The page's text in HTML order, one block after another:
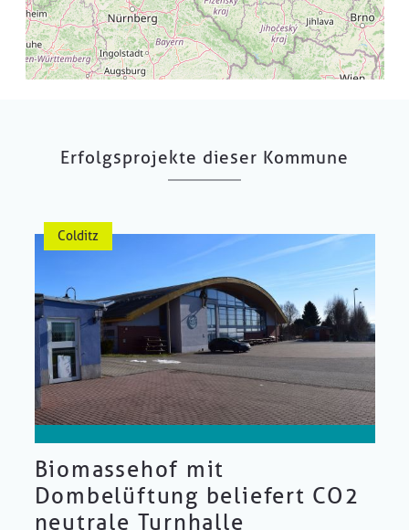
Erfolgsprojekte dieser Kommune
Colditz
Biomassehof mit
Dombelüftung beliefert CO2
neutrale Turnhalle